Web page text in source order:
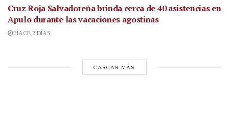
Cruz Roja Salvadoreña brinda cerca de 40 asistencias en
Apulo durante las vacaciones agostinas
HACE 2 DÍAS
CARGAR MÁS